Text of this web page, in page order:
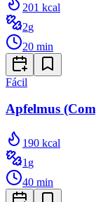
201 kcal
2g
20 min
Fácil
Apfelmus
190 kcal
1 g
40 min